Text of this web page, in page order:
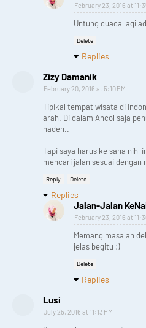
February 23, 2016 at
Untung cuaca lagi
Delete
Replies
Zizy Damanik
February 20, 2016 at 5:10 PM
Tipikal tempat wisata di
arah. Di dalam Ancol saja
hadeh..
Tapi saya harus ke sana nih,
mencari jalan sesuai dengan
Reply Delete
Replies
Jalan-Jalan
February 23, 2016 at
Memang masalah
jelas begitu :)
Delete
Replies
Lusi
July 25, 2016 at 11:13 PM